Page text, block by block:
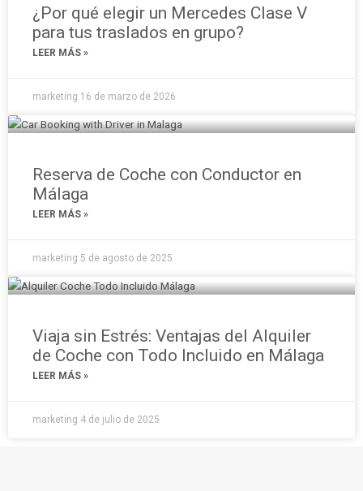
¿Por qué elegir un Mercedes Clase V
para tus traslados en grupo?
LEER MÁS »
marketing 16 de marzo de 2026
Reserva de Coche con Conductor en
Málaga
LEER MÁS »
marketing 5 de agosto de 2025
Viaja sin Estrés: Ventajas del Alquiler
de Coche con Todo Incluido en Málaga
LEER MÁS »
marketing 4 de julio de 2025